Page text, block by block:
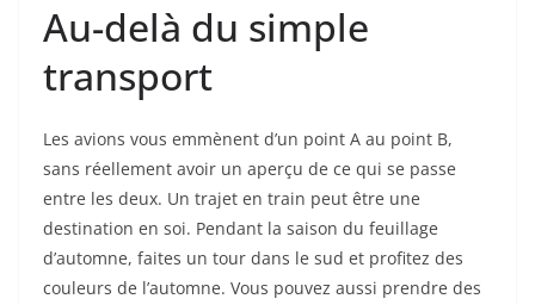
Au-delà du simple
transport
Les avions vous emmènent d’un point A au point B,
sans réellement avoir un aperçu de ce qui se passe
entre les deux. Un trajet en train peut être une
destination en soi. Pendant la saison du feuillage
d’automne, faites un tour dans le sud et profitez des
couleurs de l’automne. Vous pouvez aussi prendre des